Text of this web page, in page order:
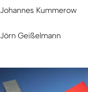
Johannes Kummerow
Jörn Geißelmann